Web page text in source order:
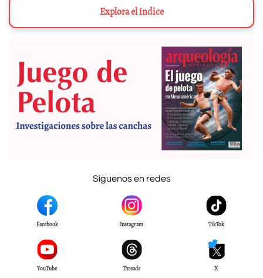
Explora el índice
Síguenos en redes
Facebook Instagram TikTok
YouTube Threads X